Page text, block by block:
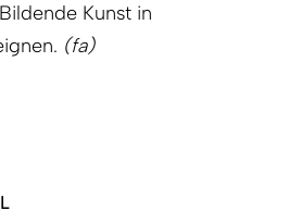
Kunst in
(fa)